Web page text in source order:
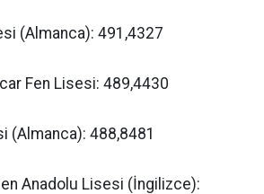
(Almanca): 491,4327
Fen Lisesi: 489,4430
(Almanca): 488,8481
Anadolu Lisesi (İngilizce):